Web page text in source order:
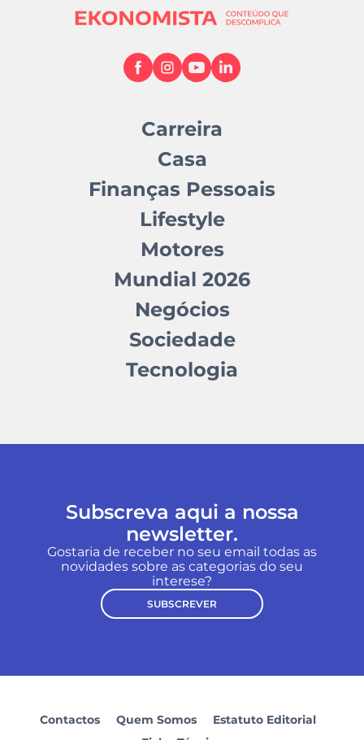
Carreira
Casa
Finanças Pessoais
Lifestyle
Motores
Mundial 2026
Negócios
Sociedade
Tecnologia
Subscreva aqui a nossa
newsletter.
Gostaria de receber no seu email todas as
novidades sobre as categorias do seu
interese?
SUBSCREVER
Contactos Quem Somos
Estatuto Editorial